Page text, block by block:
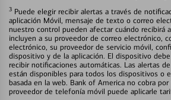
3 Puede elegir recibir alertas a través de
aplicación Móvil, mensaje de texto o correo
nuestro control pueden afectar cuándo recibirá
incluyen a su proveedor de correo electrónico,
electrónico, su proveedor de servicio móvil,
dispositivo y de la aplicación. El dispositivo
recibir notificaciones automáticas. Las alertas
están disponibles para todos los dispositivos o
basada en la web. Bank of America no cobra
proveedor de telefonía móvil puede aplicarle